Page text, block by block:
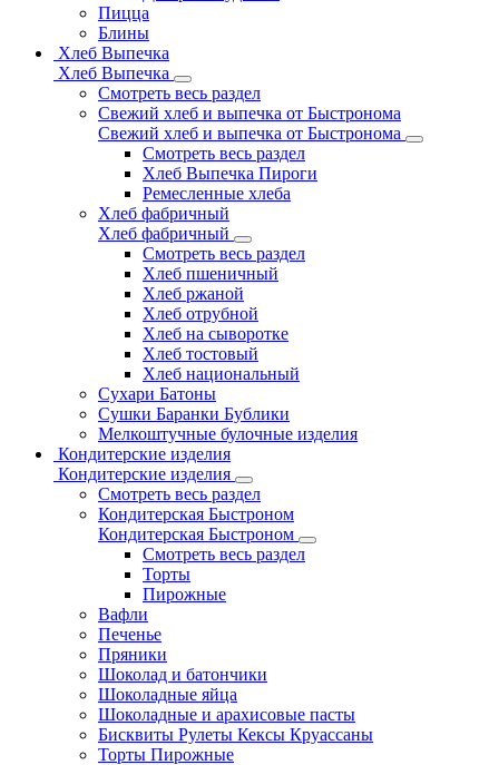
Пицца
Блины
Хлеб Выпечка
Хлеб Выпечка
Смотреть весь раздел
Свежий хлеб и выпечка от Быстронома
Свежий хлеб и выпечка от Быстронома
Смотреть весь раздел
Хлеб Выпечка Пироги
Ремесленные хлеба
Хлеб фабричный
Хлеб фабричный
Смотреть весь раздел
Хлеб пшеничный
Хлеб ржаной
Хлеб отрубной
Хлеб на сыворотке
Хлеб тостовый
Хлеб национальный
Сухари Батоны
Сушки Баранки Бублики
Мелкоштучные булочные изделия
Кондитерские изделия
Кондитерские изделия
Смотреть весь раздел
Кондитерская Быстроном
Кондитерская Быстроном
Смотреть весь раздел
Торты
Пирожные
Вафли
Печенье
Пряники
Шоколад и батончики
Шоколадные яйца
Шоколадные и арахисовые пасты
Бисквиты Рулеты Кексы Круассаны
Торты Пирожные